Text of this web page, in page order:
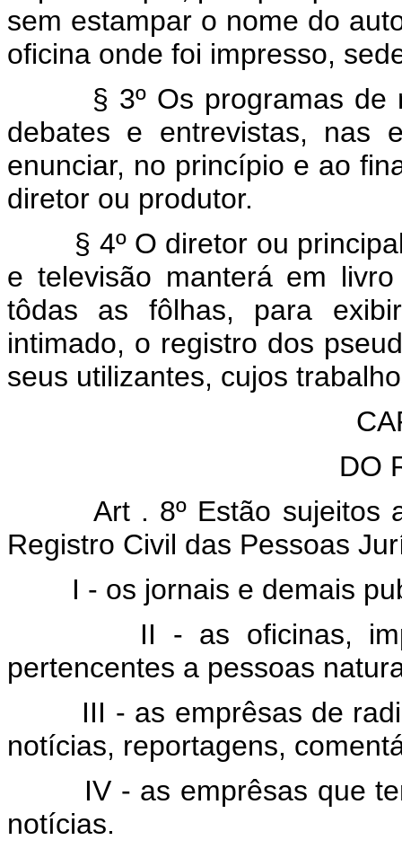
sem estampar o nome do
oficina onde foi impresso,
§ 3º Os programas de
debates e entrevistas, nas
enunciar, no princípio e ao
diretor ou produtor.
§ 4º O diretor ou principal
e televisão manterá em
tôdas as fôlhas, para
intimado, o registro dos
seus utilizantes, cujos
DO
Art . 8º Estão sujeitos
Registro Civil das Pessoas
I - os jornais e demais
II - as oficinas,
pertencentes a pessoas
III - as emprêsas de
notícias, reportagens,
IV - as emprêsas que
notícias.